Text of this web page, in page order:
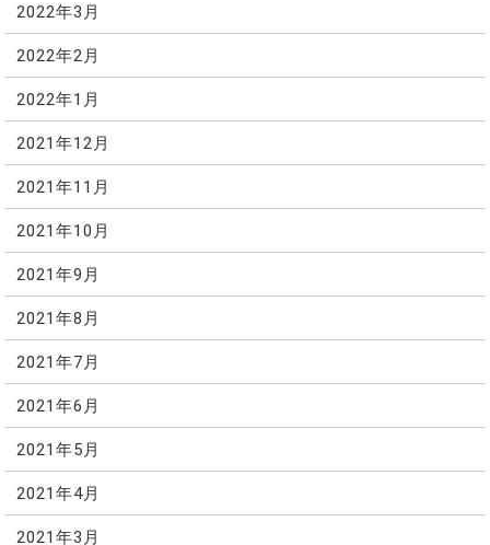
2022年3月
2022年2月
2022年1月
2021年12月
2021年11月
2021年10月
2021年9月
2021年8月
2021年7月
2021年6月
2021年5月
2021年4月
2021年3月